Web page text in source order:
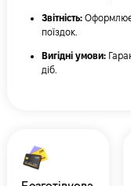
Звітність:
поїздок.
Вигідні умови:
діб.